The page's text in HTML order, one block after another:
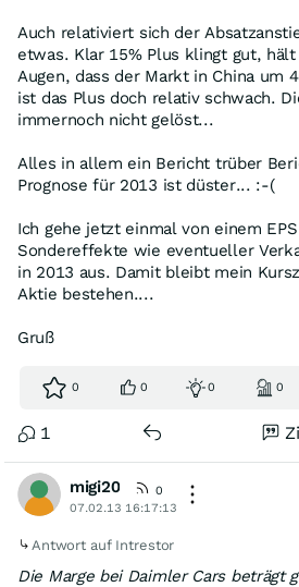
Auch relativiert sich der
etwas. Klar 15% Plus klingt gut,
Augen, dass der Markt in China um
ist das Plus doch relativ schwach.
immernoch nicht gelöst...
Alles in allem ein Bericht trüber
Prognose für 2013 ist düster... :-(
Ich gehe jetzt einmal von einem
Sondereffekte wie eventueller
in 2013 aus. Damit bleibt mein
Aktie bestehen....
Gruß
0 0 0 0
1
migi20
0
07.02.13 16:17:13
Antwort auf Intrestor
Die Marge bei Daimler Cars beträgt